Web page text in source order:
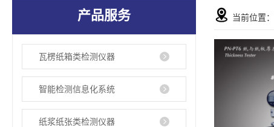
产品服务
瓦楞纸箱类检测仪器
智能检测信息化系统
纸浆纸张类检测仪器
当前位置：